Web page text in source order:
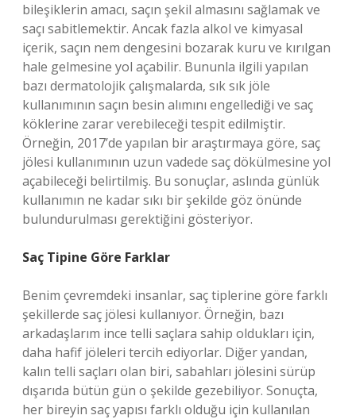
bileşiklerin amacı, saçın şekil almasını sağlamak ve
saçı sabitlemektir. Ancak fazla alkol ve kimyasal
içerik, saçın nem dengesini bozarak kuru ve kırılgan
hale gelmesine yol açabilir. Bununla ilgili yapılan
bazı dermatolojik çalışmalarda, sık sık jöle
kullanımının saçın besin alımını engellediği ve saç
köklerine zarar verebileceği tespit edilmiştir.
Örneğin, 2017’de yapılan bir araştırmaya göre, saç
jölesi kullanımının uzun vadede saç dökülmesine yol
açabileceği belirtilmiş. Bu sonuçlar, aslında günlük
kullanımın ne kadar sıkı bir şekilde göz önünde
bulundurulması gerektiğini gösteriyor.
Saç Tipine Göre Farklar
Benim çevremdeki insanlar, saç tiplerine göre farklı
şekillerde saç jölesi kullanıyor. Örneğin, bazı
arkadaşlarım ince telli saçlara sahip oldukları için,
daha hafif jöleleri tercih ediyorlar. Diğer yandan,
kalın telli saçları olan biri, sabahları jölesini sürüp
dışarıda bütün gün o şekilde gezebiliyor. Sonuçta,
her bireyin saç yapısı farklı olduğu için kullanılan